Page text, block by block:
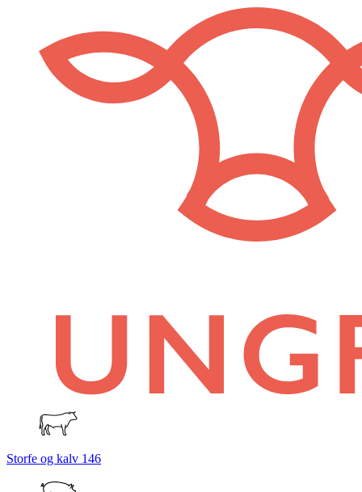
Storfe og kalv 146